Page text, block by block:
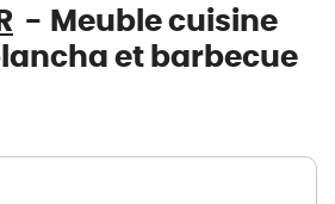
Meuble cuisine
et barbecue